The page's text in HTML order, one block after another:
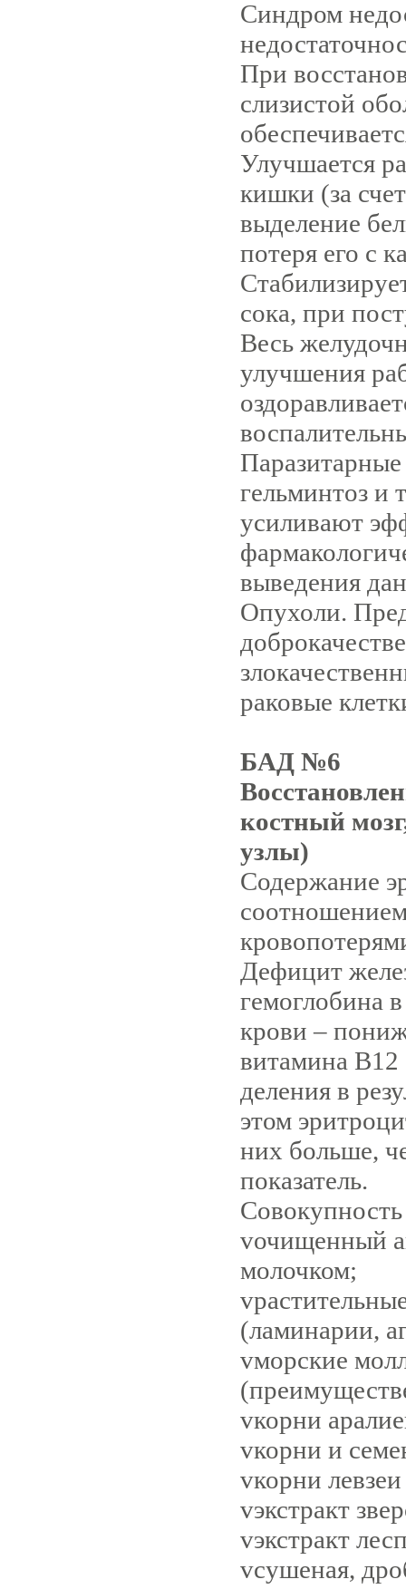
Синдром
При
слизистой
Улучшается
кишки (за
выделение
потеря его с
сока, при
Весь
улучшения
гельминтоз и
усиливают
выведения
Опухоли.
раковые
БАД №6
костный
узлы)
Содержание
Дефицит
гемоглобина
крови –
витамина В12
деления в
этом
них больше,
показатель.
vочищенный
молочком;
v
(ламинарии,
vморские
vкорни
vкорни и
vкорни
vэкстракт
vэкстракт
vсушеная,